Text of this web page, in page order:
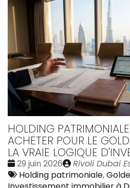
HOLDING
ACHETER POUR LE
LA VRAIE LOGIQUE
Date
:
29 juin 2026
Publié
par
Rivoli Dubai
Tags
Holding patrimoniale,